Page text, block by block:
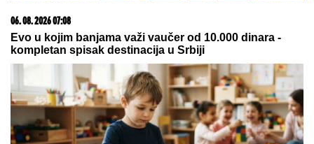
06. 08. 2026 07:08
Evo u kojim banjama važi vaučer od 10.000 dinara -
kompletan spisak destinacija u Srbiji